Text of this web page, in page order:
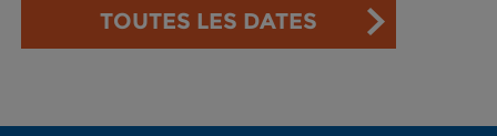
TOUTES LES DATES